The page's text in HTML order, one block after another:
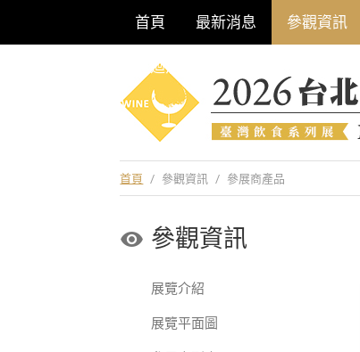
首頁 最新消息 參觀資訊
巡迴酒展系列
首頁 / 參觀資訊 / 參展商產品
參觀資訊
展覽介紹
展覽平面圖